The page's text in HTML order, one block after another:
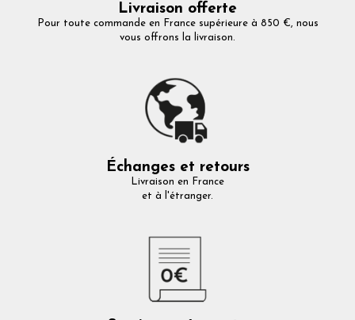
Livraison offerte
Pour toute commande en France supérieure à 850 €, nous
vous offrons la livraison.
Échanges et retours
Livraison en France
et à l'étranger.